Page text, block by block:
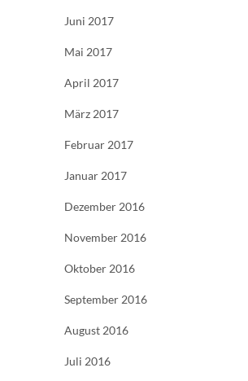
Juni 2017
Mai 2017
April 2017
März 2017
Februar 2017
Januar 2017
Dezember 2016
November 2016
Oktober 2016
September 2016
August 2016
Juli 2016